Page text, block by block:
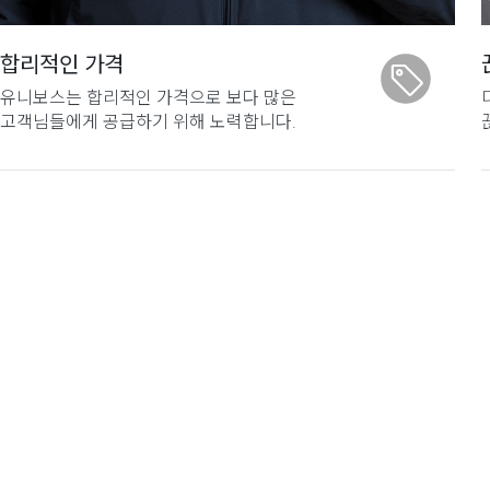
합리적인 가격
유니보스는 합리적인 가격으로 보다 많은
고객님들에게 공급하기 위해 노력합니다.